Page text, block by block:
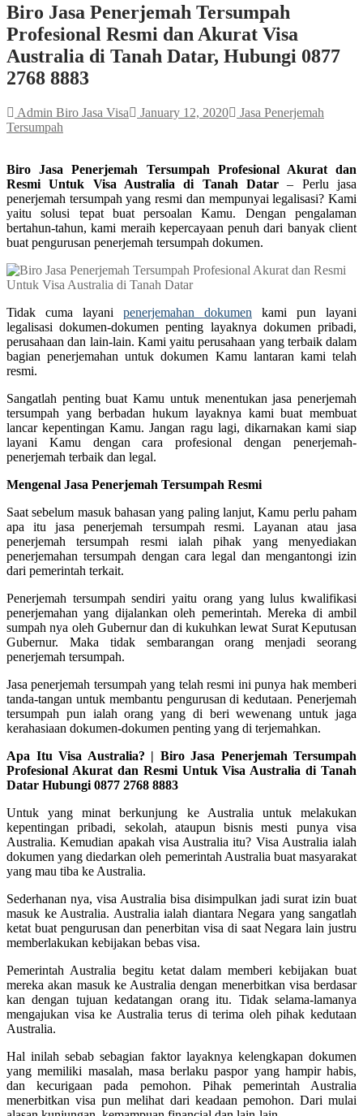
Biro Jasa Penerjemah Tersumpah
Profesional Resmi dan Akurat Visa
Australia di Tanah Datar, Hubungi 0877
2768 8883
Admin Biro Jasa Visa January 12, 2020
Jasa Penerjemah
Tersumpah
Biro Jasa Penerjemah Tersumpah Profesional Akurat dan
Resmi Untuk Visa Australia di Tanah Datar – Perlu jasa
penerjemah tersumpah yang resmi dan mempunyai legalisasi? Kami
yaitu solusi tepat buat persoalan Kamu. Dengan pengalaman
bertahun-tahun, kami meraih kepercayaan penuh dari banyak client
buat pengurusan penerjemah tersumpah dokumen.
Tidak cuma layani penerjemahan dokumen kami pun layani
legalisasi dokumen-dokumen penting layaknya dokumen pribadi,
perusahaan dan lain-lain. Kami yaitu perusahaan yang terbaik dalam
bagian penerjemahan untuk dokumen Kamu lantaran kami telah
resmi.
Sangatlah penting buat Kamu untuk menentukan jasa penerjemah
tersumpah yang berbadan hukum layaknya kami buat membuat
lancar kepentingan Kamu. Jangan ragu lagi, dikarnakan kami siap
layani Kamu dengan cara profesional dengan penerjemah-
penerjemah terbaik dan legal.
Mengenal Jasa Penerjemah Tersumpah Resmi
Saat sebelum masuk bahasan yang paling lanjut, Kamu perlu paham
apa itu jasa penerjemah tersumpah resmi. Layanan atau jasa
penerjemah tersumpah resmi ialah pihak yang menyediakan
penerjemahan tersumpah dengan cara legal dan mengantongi izin
dari pemerintah terkait.
Penerjemah tersumpah sendiri yaitu orang yang lulus kwalifikasi
penerjemahan yang dijalankan oleh pemerintah. Mereka di ambil
sumpah nya oleh Gubernur dan di kukuhkan lewat Surat Keputusan
Gubernur. Maka tidak sembarangan orang menjadi seorang
penerjemah tersumpah.
Jasa penerjemah tersumpah yang telah resmi ini punya hak memberi
tanda-tangan untuk membantu pengurusan di kedutaan. Penerjemah
tersumpah pun ialah orang yang di beri wewenang untuk jaga
kerahasiaan dokumen-dokumen penting yang di terjemahkan.
Apa Itu Visa Australia? | Biro Jasa Penerjemah Tersumpah
Profesional Akurat dan Resmi Untuk Visa Australia di Tanah
Datar Hubungi 0877 2768 8883
Untuk yang minat berkunjung ke Australia untuk melakukan
kepentingan pribadi, sekolah, ataupun bisnis mesti punya visa
Australia. Kemudian apakah visa Australia itu? Visa Australia ialah
dokumen yang diedarkan oleh pemerintah Australia buat masyarakat
yang mau tiba ke Australia.
Sederhanan nya, visa Australia bisa disimpulkan jadi surat izin buat
masuk ke Australia. Australia ialah diantara Negara yang sangatlah
ketat buat pengurusan dan penerbitan visa di saat Negara lain justru
memberlakukan kebijakan bebas visa.
Pemerintah Australia begitu ketat dalam memberi kebijakan buat
mereka akan masuk ke Australia dengan menerbitkan visa berdasar
kan dengan tujuan kedatangan orang itu. Tidak selama-lamanya
mengajukan visa ke Australia terus di terima oleh pihak kedutaan
Australia.
Hal inilah sebab sebagian faktor layaknya kelengkapan dokumen
yang memiliki masalah, masa berlaku paspor yang hampir habis,
dan kecurigaan pada pemohon. Pihak pemerintah Australia
menerbitkan visa pun melihat dari keadaan pemohon. Dari mulai